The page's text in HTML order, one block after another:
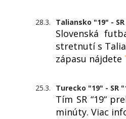
28.3. Taliansko "19" -
Slovenská
stretnutí s
zápasu nájdete
25.3. Turecko "19" - SR
Tím SR “19“
minúty. Viac